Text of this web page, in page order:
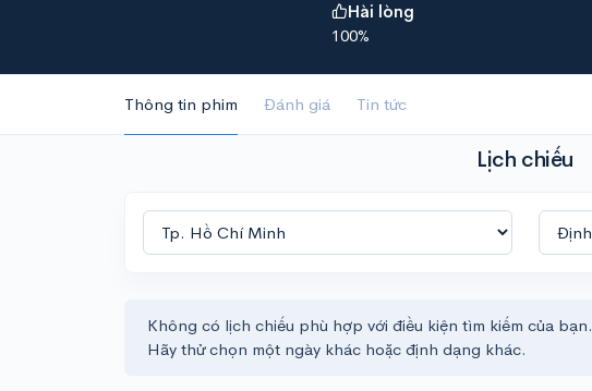
Hài lòng
100%
Thông tin phim Đánh giá Tin tức
Lịch chiếu
Không có lịch chiếu phù hợp với điều kiện tìm kiếm của bạn.
Hãy thử chọn một ngày khác hoặc định dạng khác.